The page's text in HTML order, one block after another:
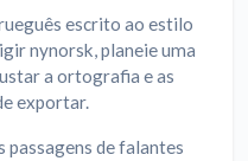
escrito ao estilo
nynorsk, planeie uma
a ortografia e as
exportar.
passagens de falantes